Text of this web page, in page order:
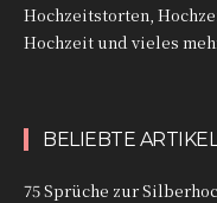
Hochzeitstorten,
Hochzeit und vieles
BELIEBTE ARTIKEL
75 Sprüche zur